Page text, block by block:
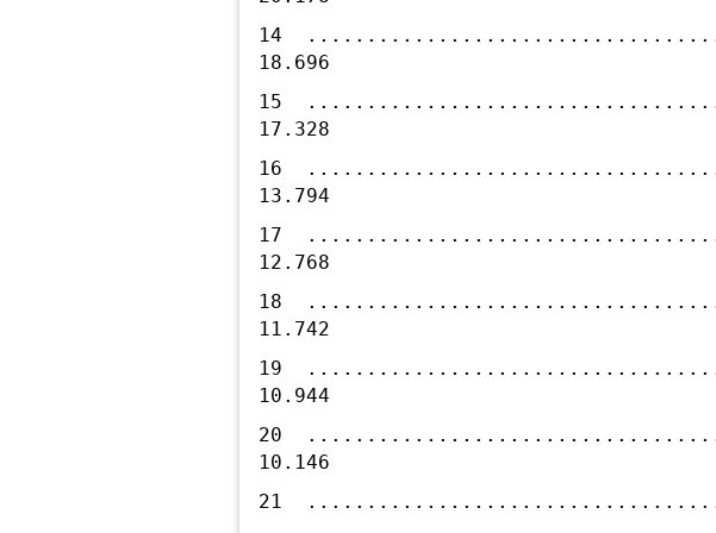
14
18.696
15
17.328
16
13.794
17
12.768
18
11.742
19
10.944
20
10.146
21